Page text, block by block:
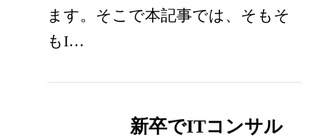
ます。そこで本記事では、そもそ
もI…
新卒でITコンサル